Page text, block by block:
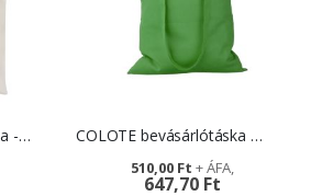
SHORTY bevásárlótáska - ajándékötlet cégeknek COLOTE bevásárlótáska - céges ajándék
647,70 Ft
510,00 Ft